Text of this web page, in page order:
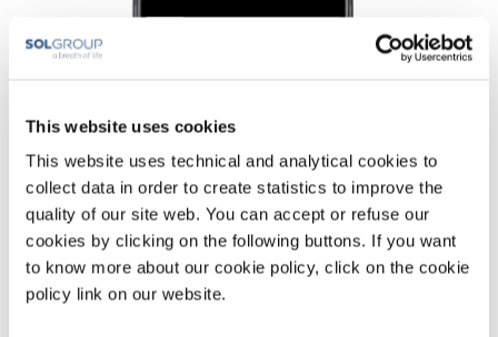
This website uses cookies
This website uses technical and analytical cookies to
collect data in order to create statistics to improve the
quality of our site web. You can accept or refuse our
cookies by clicking on the following buttons. If you want
to know more about our cookie policy, click on the cookie
policy link on our website.